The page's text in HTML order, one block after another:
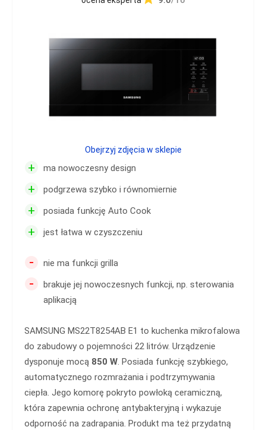
+ ma nowoczesny design
+ podgrzewa szybko i równomiernie
+ posiada funkcję Auto Cook
+ jest łatwa w czyszczeniu
- nie ma funkcji grilla
-
brakuje jej nowoczesnych funkcji, np. sterowania
aplikacją
SAMSUNG MS22T8254AB E1 to kuchenka mikrofalowa
do zabudowy o pojemności 22 litrów. Urządzenie
dysponuje mocą 850 W. Posiada funkcję szybkiego,
automatycznego rozmrażania i podtrzymywania
ciepła. Jego komorę pokryto powłoką ceramiczną,
która zapewnia ochronę antybakteryjną i wykazuje
odporność na zadrapania. Produkt ma też przydatną
Obejrzyj zdjęcia w sklepie